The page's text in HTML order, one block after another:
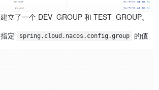
立了一个 DEV_GROUP 和 TEST_GROUP。
定
spring.cloud.nacos.config.group 的值